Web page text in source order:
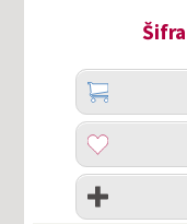
Količina
Dodaj
korpu
Dodaj
listu
želja
Uporedi